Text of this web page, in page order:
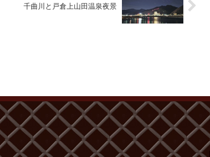
千曲川と戸倉上山田温泉夜景